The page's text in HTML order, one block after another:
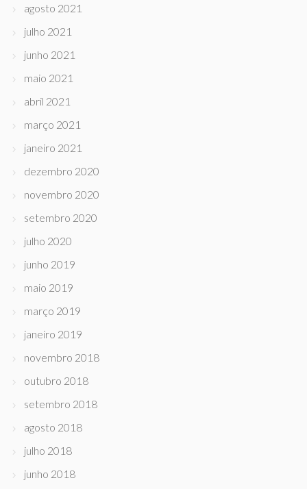
agosto 2021
julho 2021
junho 2021
maio 2021
abril 2021
março 2021
janeiro 2021
dezembro 2020
novembro 2020
setembro 2020
julho 2020
junho 2019
maio 2019
março 2019
janeiro 2019
novembro 2018
outubro 2018
setembro 2018
agosto 2018
julho 2018
junho 2018